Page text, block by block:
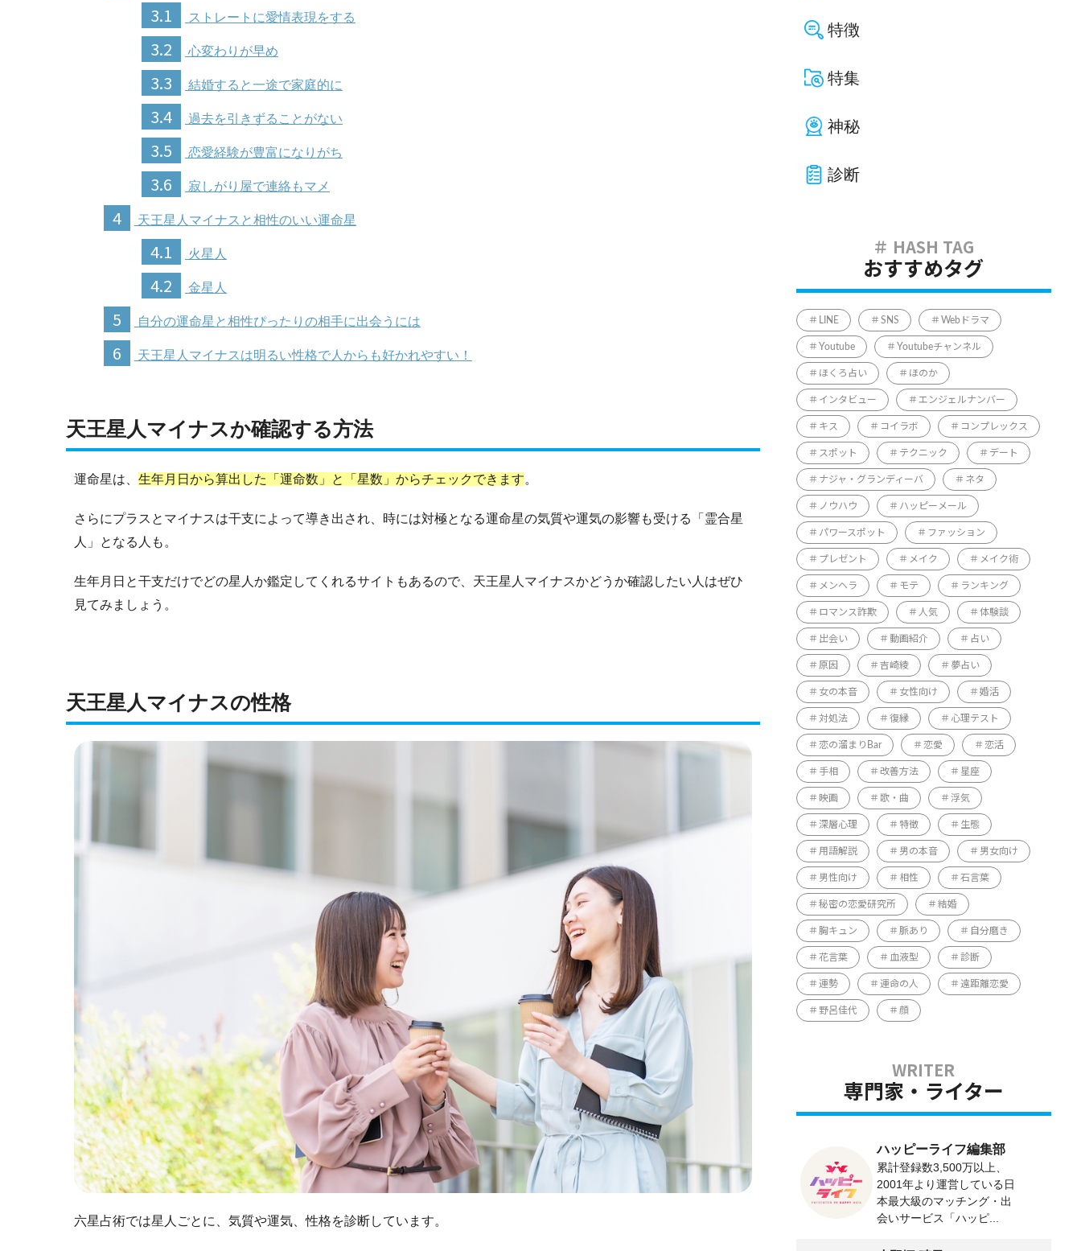
3.1 ストレートに愛情表現をする
3.2 心変わりが早め
3.3 結婚すると一途で家庭的に
3.4 過去を引きずることがない
3.5 恋愛経験が豊富になりがち
3.6 寂しがり屋で連絡もマメ
4 天王星人マイナスと相性のいい運命星
4.1 火星人
4.2 金星人
5 自分の運命星と相性ぴったりの相手に出会うには
6 天王星人マイナスは明るい性格で人からも好かれやすい！
天王星人マイナスか確認する方法
運命星は、 生年月日から算出した「運命数」と「星数」からチェックできます。
さらにプラスとマイナスは干支によって導き出され、時には対極となる運命星の気質や運気の影響も受ける「霊合星
人」となる人も。
生年月日と干支だけでどの星人か鑑定してくれるサイトもあるので、天王星人マイナスかどうか確認したい人はぜひ
見てみましょう。
天王星人マイナスの性格
六星占術では星人ごとに、気質や運気、性格を診断しています。
特徴
特集
神秘
診断
おすすめタグ
LINE SNS Webドラマ
Youtube Youtubeチャンネル
ほくろ占い ほのか
インタビュー エンジェルナンバー
キス コイラボ コンプレックス
スポット テクニック デート
ナジャ・グランディーバ ネタ
ノウハウ ハッピーメール
パワースポット ファッション
プレゼント メイク メイク術
メンヘラ モテ ランキング
ロマンス詐欺 人気 体験談
出会い 動画紹介 占い
原因 吉崎綾 夢占い
女の本音 女性向け 婚活
対処法 復縁 心理テスト
恋の溜まりBar 恋愛 恋活
手相 改善方法 星座
映画 歌・曲 浮気
深層心理 特徴 生態
用語解説 男の本音 男女向け
男性向け 相性 石言葉
秘密の恋愛研究所 結婚
胸キュン 脈あり 自分磨き
花言葉 血液型 診断
運勢 運命の人 遠距離恋愛
野呂佳代 顔
専門家・ライター
ハッピーライフ編集部
累計登録数3,500万以上、
2001年より運営している日
本最大級のマッチング・出
会いサービス「ハッピ...